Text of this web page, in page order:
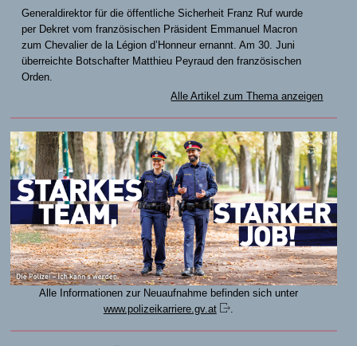
Generaldirektor für die öffentliche Sicherheit Franz Ruf wurde
per Dekret vom französischen Präsident Emmanuel Macron
zum Chevalier de la Légion d’Honneur ernannt. Am 30. Juni
überreichte Botschafter Matthieu Peyraud den französischen
Orden.
Alle Artikel zum Thema anzeigen
Alle Informationen zur Neuaufnahme befinden sich unter
www.polizeikarriere.gv.at
.